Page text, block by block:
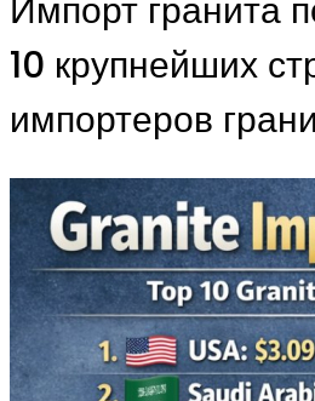
Импорт гранита
10 крупнейших
импортеров